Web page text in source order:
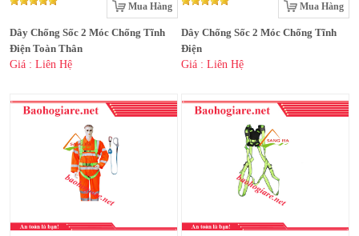
Mua Hàng
Dây Chống Sốc 2 Móc Chống Tĩnh
Điện Toàn Thân
Giá : Liên Hệ
Mua Hàng
Dây Chống Sốc 2 Móc Chống Tĩnh
Điện
Giá : Liên Hệ